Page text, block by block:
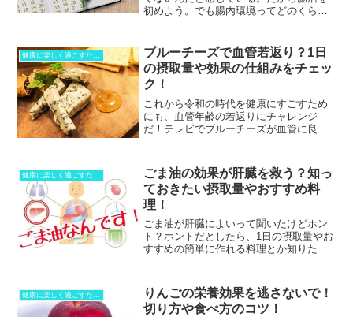
初めよう。でも腸内環境ってどのくらい
する？その答えは・・・「2週間が目
安！」「まずは2週間！」こ...
ブルーチーズで血管若返り？1日
の摂取量や効果の仕組みをチェッ
ク！
これから令和の時代を健康にすごすため
にも、血管年齢の若返りにチャレンジ
だ！テレビでブルーチーズが血管に良い
とで今回は、血管年齢が気になる方にブ
ルーチーズの摂取量や効果...
ごま油の効果が肝臓を救う？知っ
ておきたい摂取量やおすすめ料
理！
ごま油が肝臓によいって聞いたけどホン
ト？ホントだとしたら、1日の摂取量やお
すすめの簡単に作れる料理とか知りた
ビ『ジョブチューン ～アノ職業のヒミツ
ぶっちゃけます！』...
健康に楽しく過ごすために！
りんごの栄養効果を逃さないで！
切り方や食べ方のコツ！